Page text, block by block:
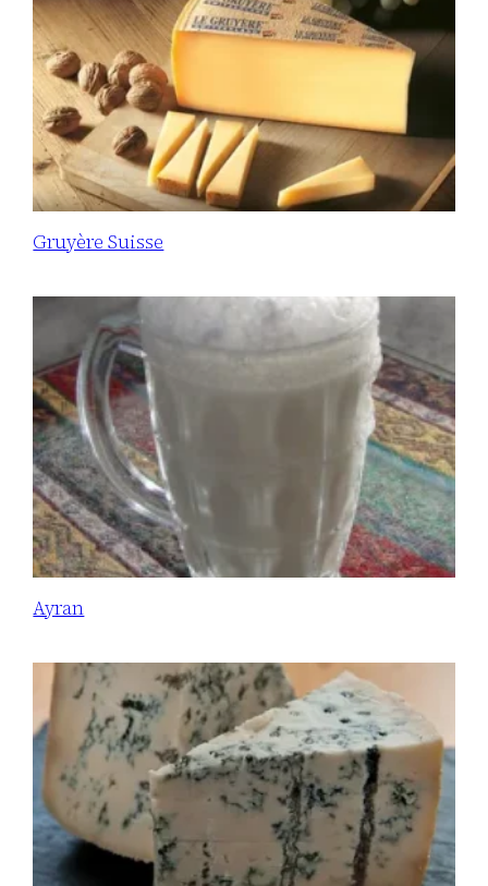
Gruyère Suisse
Ayran